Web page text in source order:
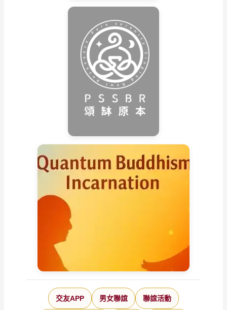
交友APP 男女聯誼 聯誼活動